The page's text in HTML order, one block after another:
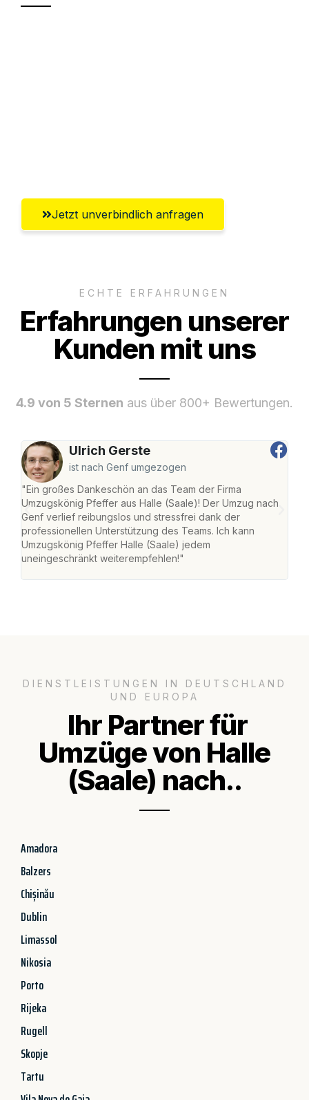
Jetzt unverbindlich anfragen
ECHTE ERFAHRUNGEN
Erfahrungen unserer
Kunden mit uns
4.9 von 5 Sternen aus über 800+ Bewertungen.
Ulrich Gerste
ist nach Genf umgezogen
"Ein großes Dankeschön an das Team der Firma
Umzugskönig Pfeffer aus Halle (Saale)! Der Umzug nach
Genf verlief reibungslos und stressfrei dank der
professionellen Unterstützung des Teams. Ich kann
Umzugskönig Pfeffer Halle (Saale) jedem
uneingeschränkt weiterempfehlen!"
DIENSTLEISTUNGEN IN DEUTSCHLAND
UND EUROPA
Ihr Partner für
Umzüge von Halle
(Saale) nach..
Amadora
Balzers
Chișinău
Dublin
Limassol
Nikosia
Porto
Rijeka
Rugell
Skopje
Tartu